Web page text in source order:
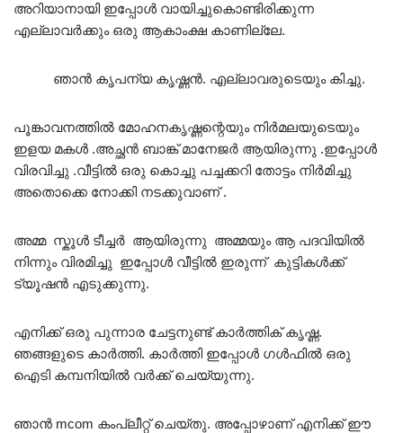
അറിയാനായി ഇപ്പോൾ വായിച്ചുകൊണ്ടിരിക്കുന്ന
എല്ലാവർക്കും ഒരു ആകാംക്ഷ കാണില്ലേ.
ഞാൻ കൃപന്യ കൃഷ്ണൻ. എല്ലാവരുടെയും കിച്ചു.
പൂങ്കാവനത്തിൽ മോഹനകൃഷ്ണന്റെയും നിർമലയുടെയും
ഇളയ മകൾ .അച്ഛൻ ബാങ്ക് മാനേജർ ആയിരുന്നു .ഇപ്പോൾ
വിരവിച്ചു .വീട്ടിൽ ഒരു കൊച്ചു പച്ചക്കറി തോട്ടം നിർമിച്ചു
അതൊക്കെ നോക്കി നടക്കുവാണ് .
അമ്മ സ്കൂൾ ടീച്ചർ ആയിരുന്നു അമ്മയും ആ പദവിയിൽ
നിന്നും വിരമിച്ചു ഇപ്പോൾ വീട്ടിൽ ഇരുന്ന് കുട്ടികൾക്ക്
ട്യൂഷൻ എടുക്കുന്നു.
എനിക്ക് ഒരു പുന്നാര ചേട്ടനുണ്ട് കാർത്തിക്‌ കൃഷ്ണ.
ഞങ്ങളുടെ കാർത്തി. കാർത്തി ഇപ്പോൾ ഗൾഫിൽ ഒരു
ഐടി കമ്പനിയിൽ വർക്ക് ചെയ്യുന്നു.
ഞാൻ mcom കംപ്ലീറ്റ് ചെയ്തു. അപ്പോഴാണ് എനിക്ക് ഈ